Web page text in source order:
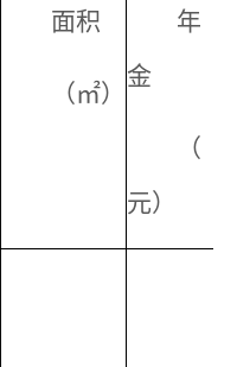
面积
（㎡）
年
金
（
元）